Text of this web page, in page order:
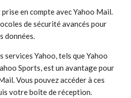
en compte avec Yahoo Mail.
de sécurité avancés pour
données.
services Yahoo, tels que Yahoo
Sports, est un avantage pour
Vous pouvez accéder à ces
votre boîte de réception.